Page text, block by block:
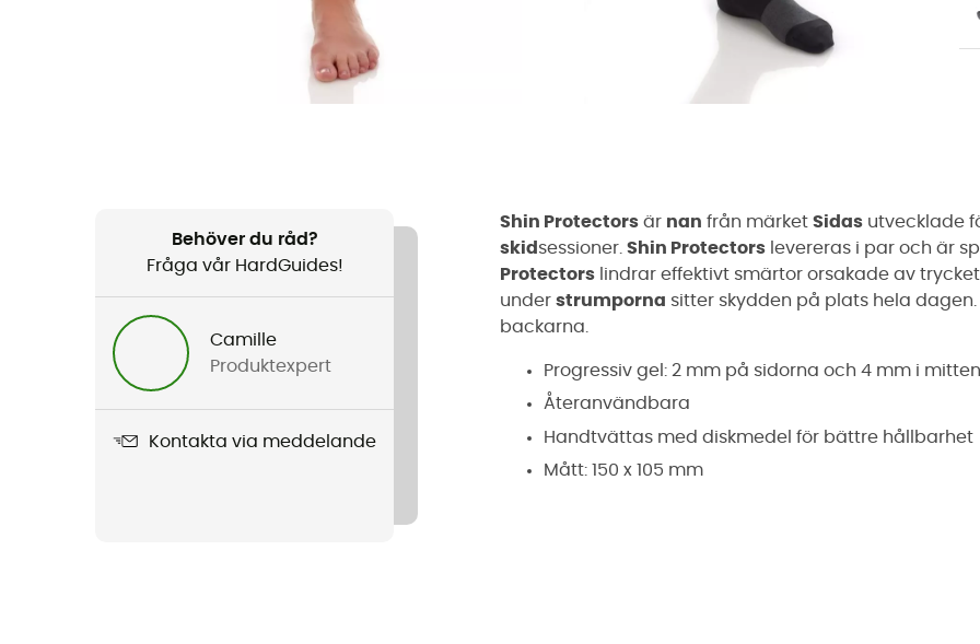
Behöver du råd?
Fråga vår HardGuides!
Camille
Produktexpert
Kontakta via meddelande
Shin Protectors är nan från märket Sidas utvecklade
skid sessioner. Shin Protectors levereras i par och är
Protectors lindrar effektivt smärtor orsakade av
under strumporna sitter skydden på plats hela
backarna.
Progressiv gel: 2 mm på sidorna och 4 mm i
Återanvändbara
Handtvättas med diskmedel för bättre hållbarhet
Mått: 150 x 105 mm